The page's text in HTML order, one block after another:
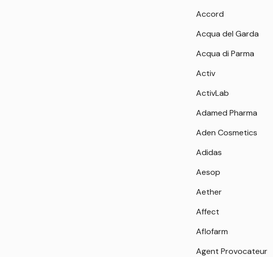
Accord
Acqua del Garda
Acqua di Parma
Activ
ActivLab
Adamed Pharma
Aden Cosmetics
Adidas
Aesop
Aether
Affect
Aflofarm
Agent Provocateur